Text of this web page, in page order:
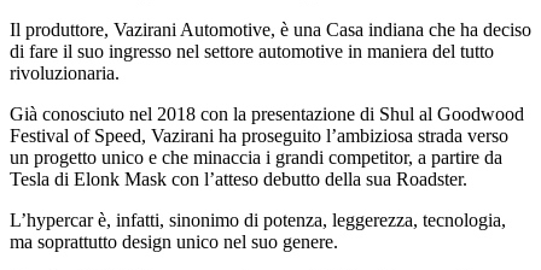
Il produttore, Vazirani Automotive, è una Casa indiana che ha deciso
di fare il suo ingresso nel settore automotive in maniera del tutto
rivoluzionaria.
Già conosciuto nel 2018 con la presentazione di Shul al Goodwood
Festival of Speed, Vazirani ha proseguito l’ambiziosa strada verso
un progetto unico e che minaccia i grandi competitor, a partire da
Tesla di Elonk Mask con l’atteso debutto della sua Roadster.
L’hypercar è, infatti, sinonimo di potenza, leggerezza, tecnologia,
ma soprattutto design unico nel suo genere.